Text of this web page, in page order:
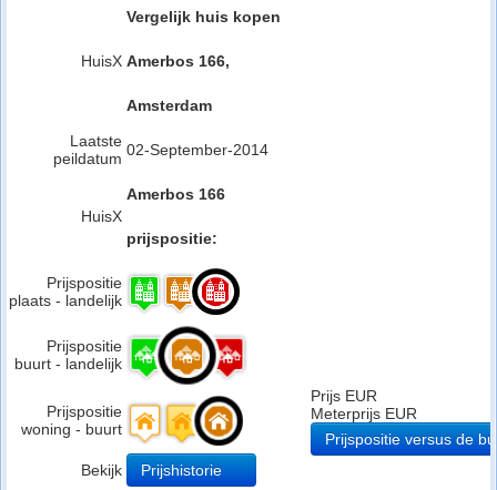
HuisX
Vergelijk huis kopen
Amerbos 166,
Amsterdam
Laatste
peildatum 02-September-2014
HuisX
Amerbos 166
prijspositie:
Prijspositie
plaats - landelijk
Prijspositie
buurt - landelijk
Prijspositie
woning - buurt
Bekijk Prijshistorie
Prijs EUR
Meterprijs EUR
Prijspositie versus de